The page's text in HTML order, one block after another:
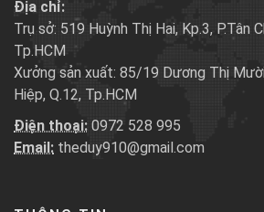
Giới thiệu công ty
Liên hệ / Góp ý
Tuyển dụng
HƯỚNG DẪN CHUNG
Chính sách bảo hành